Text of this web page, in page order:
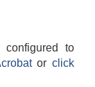
to
orclick